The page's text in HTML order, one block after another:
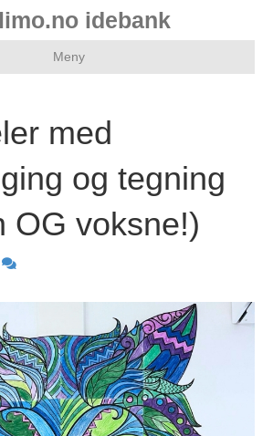
idebank
Meny
med
og tegning
OG voksne!)